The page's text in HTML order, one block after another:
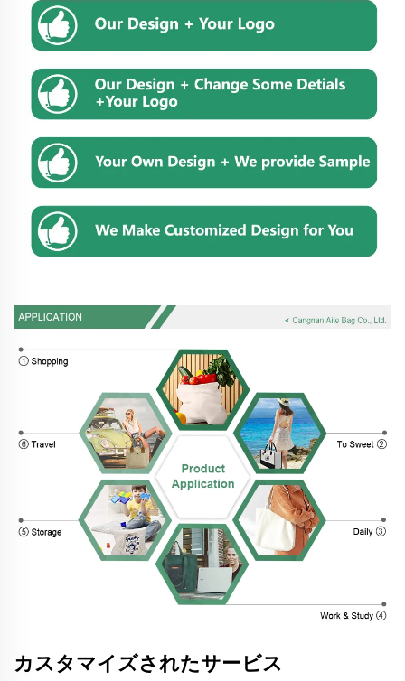
カスタマイズされたサービス